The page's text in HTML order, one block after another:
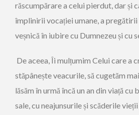
răscumpărare a celui pierdut, dar și
împlinirii vocației umane, a
veșnică în iubire cu Dumnezeu și cu
De aceea, Îi mulțumim Celui care a
stăpânește veacurile, să cugetăm
lăsăm în urmă încă un an din viață
sale, cu neajunsurile și scăderile